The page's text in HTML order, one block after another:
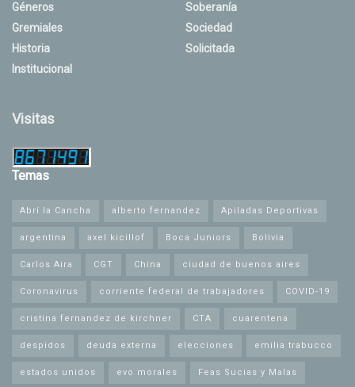
Géneros
Gremiales
Historia
Institucional
Soberanía
Sociedad
Solicitada
Visitas
Temas
Abrí la Cancha alberto fernandez Apiladas Deportivas
argentina axel kicillof Boca Juniors Bolivia
Carlos Aira CGT China ciudad de buenos aires
Coronavirus corriente federal de trabajadores COVID-19
cristina fernandez de kirchner CTA cuarentena
despidos deuda externa elecciones emilia trabucco
estados unidos evo morales Feas Sucias y Malas